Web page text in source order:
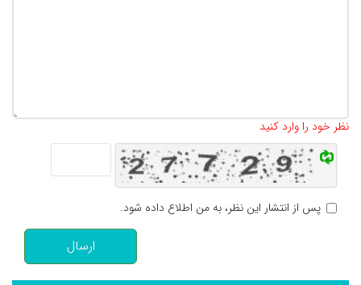
نظر خود را وارد کنید
پس از انتشار این نظر، به من اطلاع داده شود.
ارسال